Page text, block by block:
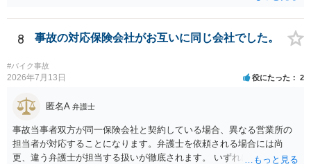
低いでしょう。 ◯親である私は今後どう対応すべきでしょうか？ →債
権者に対してご自身は支払いを拒み、請求するのであれば本人に対し
8 事故の対応保険会社がお互いに同じ会社でした。
#バイク事故
2026年7月13日 役にたった 2
匿名A 弁護士
事故当事者双方が同一保険会社と契約している場合、異なる営業所の
担当者が対応することになります。弁護士を依頼される場合には尚
更、違う弁護士が担当する扱いが徹底されます。 いずれにしても、交